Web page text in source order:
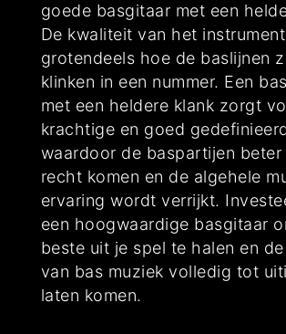
goede basgitaar met een
De kwaliteit van het
grotendeels hoe de baslijnen
klinken in een nummer. Een
met een heldere klank zorgt
krachtige en goed
waardoor de baspartijen
recht komen en de algehele
ervaring wordt verrijkt.
een hoogwaardige basgitaar
beste uit je spel te halen en
van bas muziek volledig tot
laten komen.